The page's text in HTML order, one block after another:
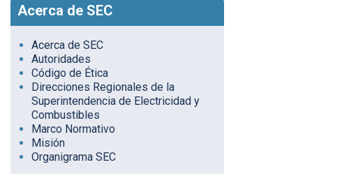
Acerca de SEC
Acerca de SEC
Autoridades
Código de Ética
Direcciones Regionales de la
Superintendencia de Electricidad y
Combustibles
Marco Normativo
Misión
Organigrama SEC